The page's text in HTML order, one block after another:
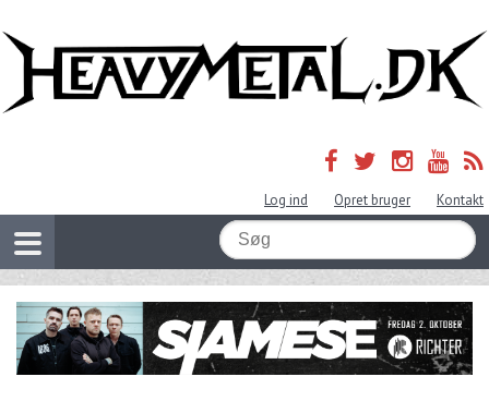
Log ind Opret bruger Kontakt